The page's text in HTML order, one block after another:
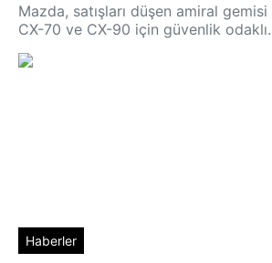
Mazda, satışları düşen amiral
CX-70 ve CX-90 için güvenlik
Haberler